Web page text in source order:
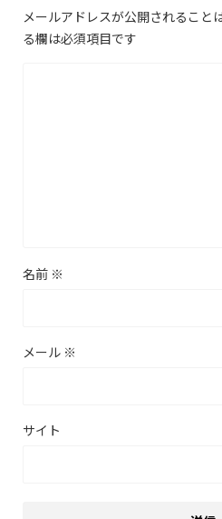
メールアドレスが公開されること
る欄は必須項目です
名前 ※
メール ※
サイト